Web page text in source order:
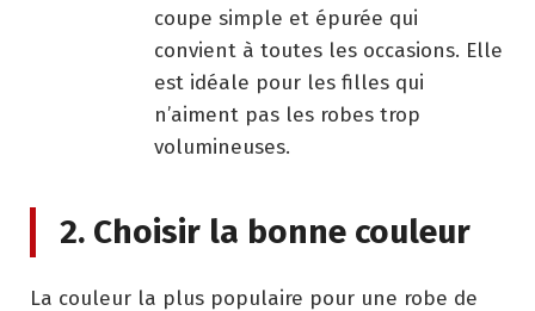
coupe simple et épurée qui
convient à toutes les occasions. Elle
est idéale pour les filles qui
n’aiment pas les robes trop
volumineuses.
2. Choisir la bonne couleur
La couleur la plus populaire pour une robe de